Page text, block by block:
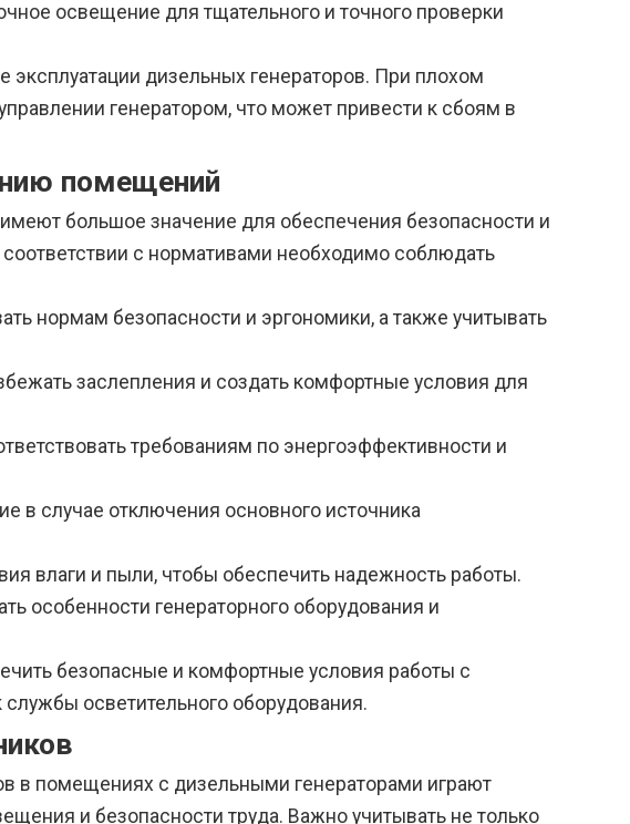
освещение для тщательного и точного проверки
дизельных генераторов. При плохом
генератором, что может привести к сбоям в
помещений
большое значение для обеспечения безопасности и
с нормативами необходимо соблюдать
нормам безопасности и эргономики, а также учитывать
заслепления и создать комфортные условия для
требованиям по энергоэффективности и
в случае отключения основного источника
влаги и пыли, чтобы обеспечить надежность работы.
особенности генераторного оборудования и
безопасные и комфортные условия работы с
осветительного оборудования.
в помещениях с дизельными генераторами играют
и безопасности труда. Важно учитывать не только